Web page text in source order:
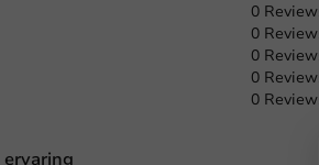
0
0
0
0
0